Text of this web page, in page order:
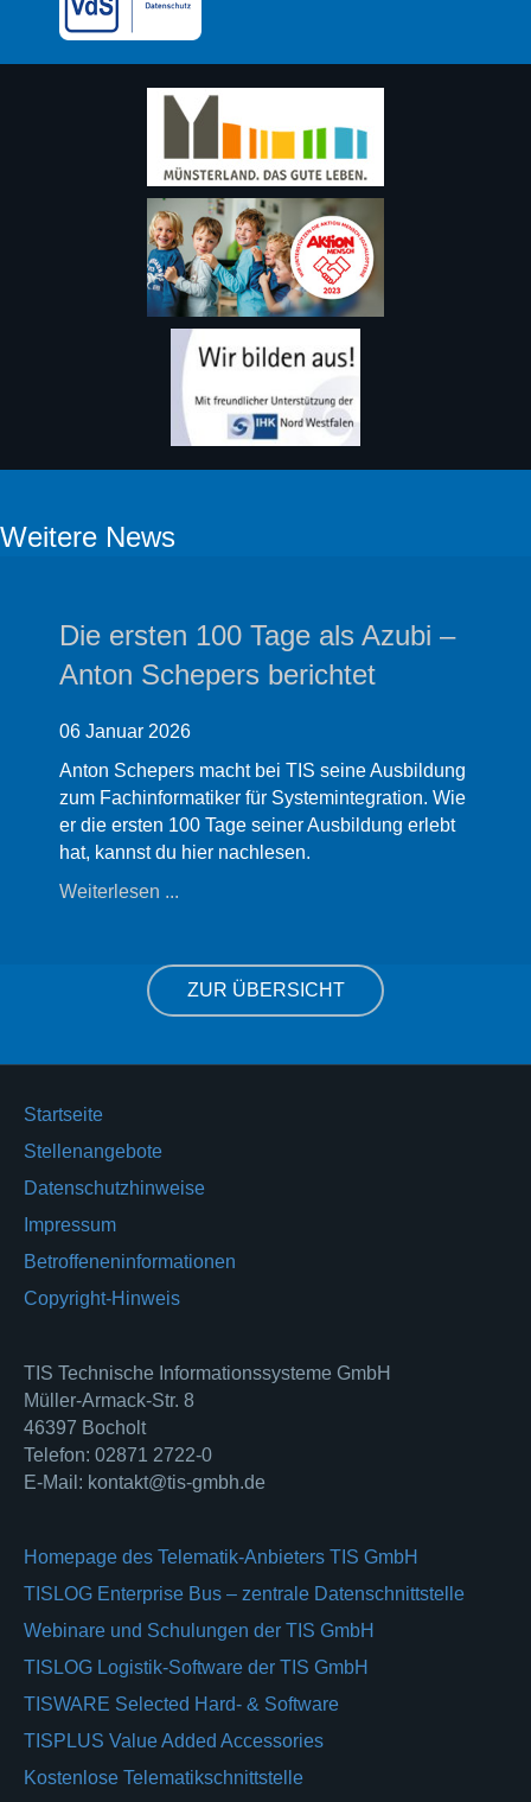
Weitere News
–
Ausbildung
Wie
erlebt
Die ersten 100 Tage als
Ronja Knipping
Ronja Knipping macht bei TIS ihre
zur Fachinformatikerin für
Hier erzählt sie, wie sie die ersten
Ausbildung erlebt hat.
ZUR ÜBERSICHT
Startseite
Stellenangebote
Datenschutzhinweise
Impressum
Betroffeneninformationen
Copyright-Hinweis
TIS Technische Informationssysteme GmbH
Müller-Armack-Str. 8
46397 Bocholt
Telefon: 02871 2722-0
E-Mail: kontakt@tis-gmbh.de
Homepage des Telematik-Anbieters TIS GmbH
TISLOG Enterprise Bus – zentrale Datenschnittstelle
Webinare und Schulungen der TIS GmbH
TISLOG Logistik-Software der TIS GmbH
TISWARE Selected Hard- & Software
TISPLUS Value Added Accessories
Kostenlose Telematikschnittstelle